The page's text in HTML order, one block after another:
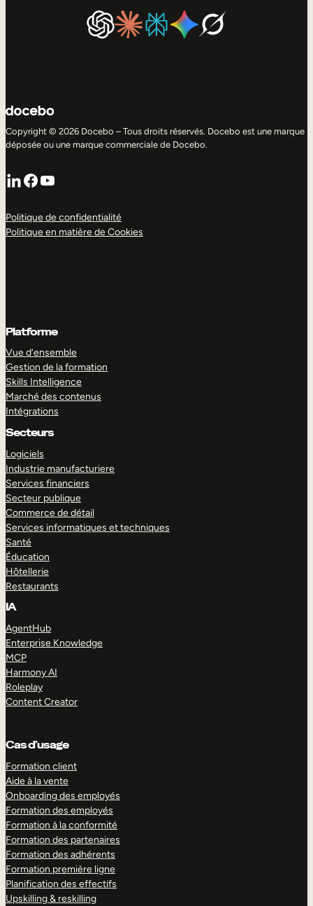
Copyright © 2026 Docebo – Tous droits réservés. Docebo est une marque
déposée ou une marque commerciale de Docebo.
LinkedIn
Facebook
YouTube
Politique de confidentialité
Politique en matière de Cookies
Platforme
Vue d’ensemble
Gestion de la formation
Skills Intelligence
Marché des contenus
Intégrations
Secteurs
Logiciels
Industrie manufacturiere
Services financiers
Secteur publique
Commerce de détail
Services informatiques et techniques
Santé
Éducation
Hôtellerie
Restaurants
IA
AgentHub
Enterprise Knowledge
MCP
Harmony AI
Roleplay
Content Creator
Cas d’usage
Formation client
Aide à la vente
Onboarding des employés
Formation des employés
Formation à la conformité
Formation des partenaires
Formation des adhérents
Formation première ligne
Planification des effectifs
Upskilling & reskilling